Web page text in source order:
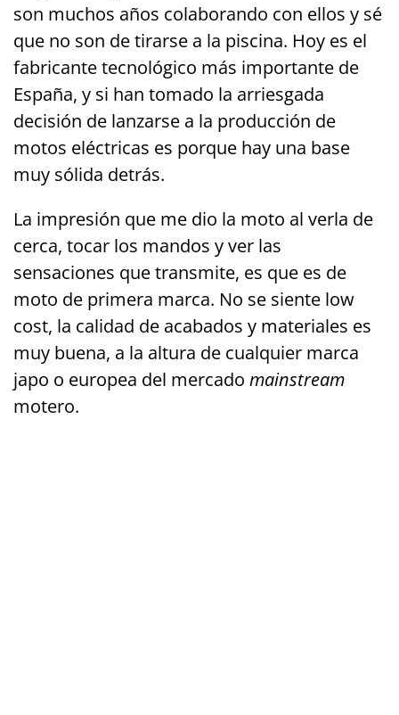
son muchos años colaborando con ellos y sé
que no son de tirarse a la piscina. Hoy es el
fabricante tecnológico más importante de
España, y si han tomado la arriesgada
decisión de lanzarse a la producción de
motos eléctricas es porque hay una base
muy sólida detrás.
La impresión que me dio la moto al verla de
cerca, tocar los mandos y ver las
sensaciones que transmite, es que es de
moto de primera marca. No se siente low
cost, la calidad de acabados y materiales es
muy buena, a la altura de cualquier marca
japo o europea del mercado mainstream
motero.